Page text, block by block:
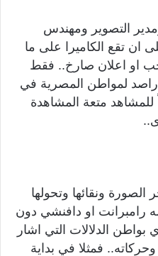
التصوير ومهندس
ان تقع الكاميرا على ما
او اعلان صارخ.. فقط
لمواطن المصرية في
للمشاهد متعة المشاهدة
الصورة ونقائها وتحولها
رامبرانت او دافنشي دون
بواطن الدلالات التي اشار
فمثلا في بداية